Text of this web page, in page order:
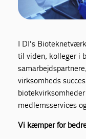
I DI's
til viden, kolleger i
virksomheds
medlemsservices
Vi kæmper for